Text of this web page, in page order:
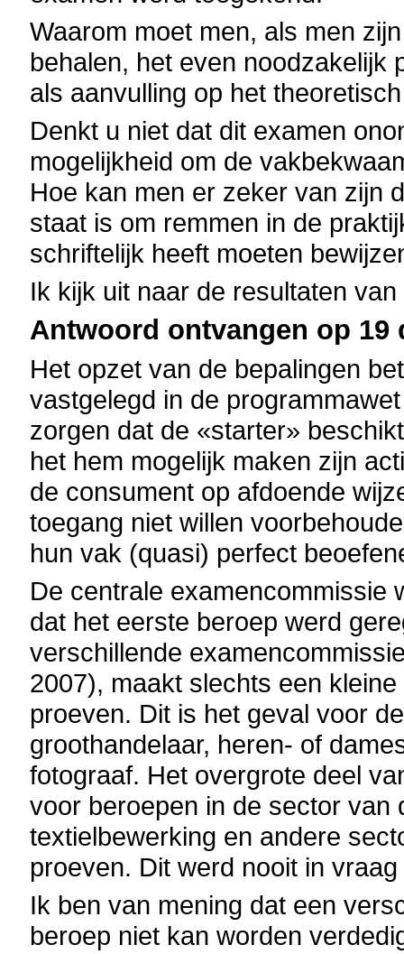
Waarom moet men, als men
behalen, het even noodzakelijk
als aanvulling op het
Denkt u niet dat dit examen
mogelijkheid om de
Hoe kan men er zeker van zijn
staat is om remmen in de
schriftelijk heeft moeten
Ik kijk uit naar de resultaten
Antwoord ontvangen op 19
Het opzet van de bepalingen
vastgelegd in de
zorgen dat de «starter»
het hem mogelijk maken zijn
de consument op afdoende
toegang niet willen
hun vak (quasi) perfect
De centrale examencommissie
dat het eerste beroep werd
verschillende
2007), maakt slechts een
proeven. Dit is het geval voor
groothandelaar, heren- of
fotograaf. Het overgrote deel
voor beroepen in de sector van
textielbewerking en andere
proeven. Dit werd nooit in
Ik ben van mening dat een
beroep niet kan worden